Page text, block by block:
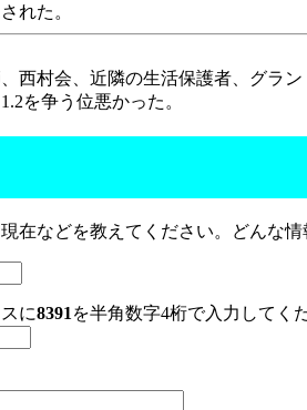
れた。
西村会、近隣の生活保護者、グラ
を争う位悪かった。
在などを教えてください。どんな情
に8391 を半角数字4桁で入力してく